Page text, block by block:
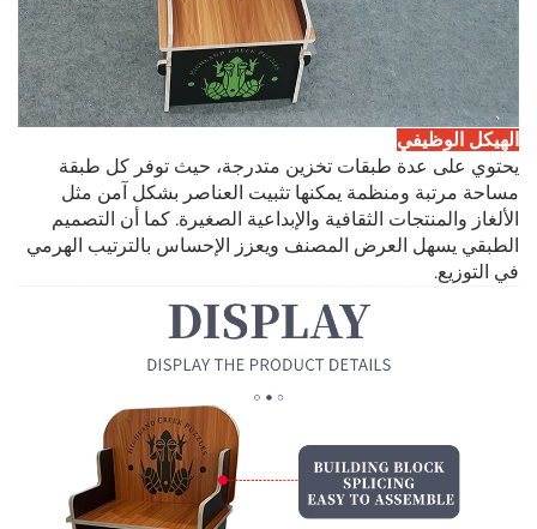
الهيكل الوظيفي
يحتوي على عدة طبقات تخزين متدرجة، حيث توفر كل طبقة
مساحة مرتبة ومنظمة يمكنها تثبيت العناصر بشكل آمن مثل
الألغاز والمنتجات الثقافية والإبداعية الصغيرة. كما أن التصميم
الطبقي يسهل العرض المصنف ويعزز الإحساس بالترتيب الهرمي
في التوزيع.